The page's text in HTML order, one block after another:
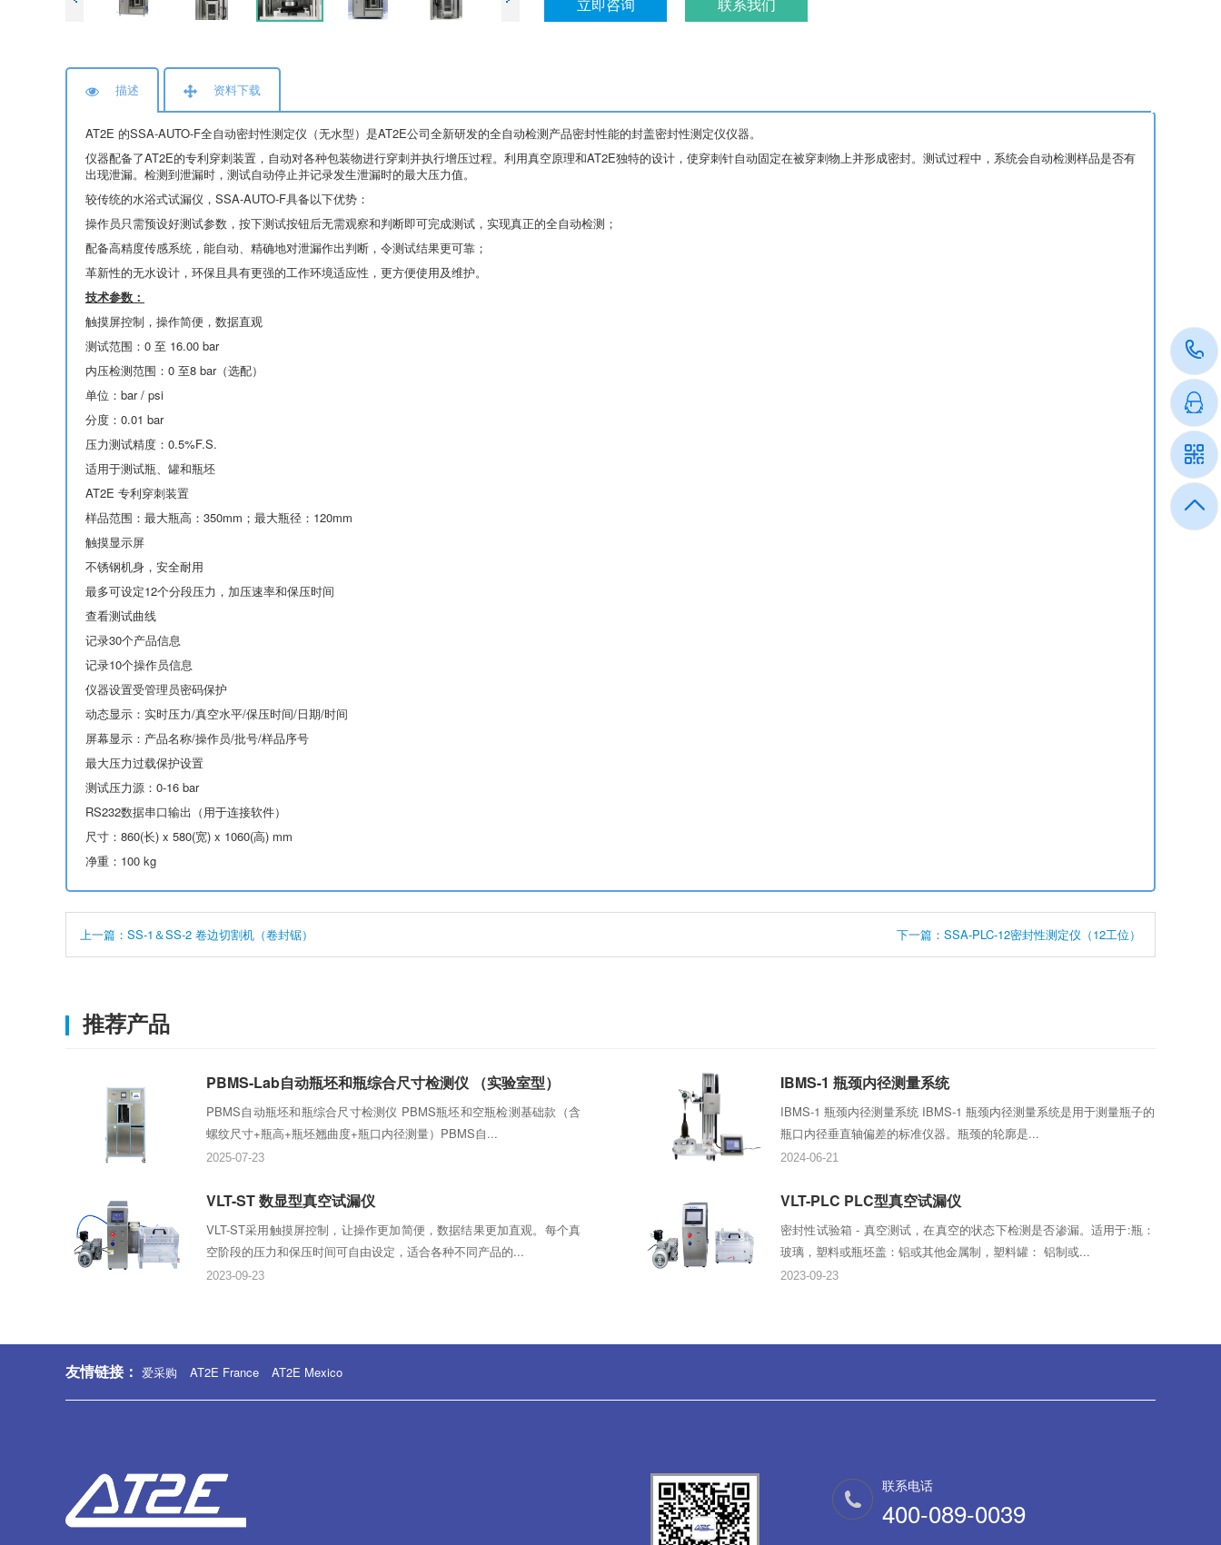
描述 资料下载
AT2E 的SSA-AUTO-F全自动密封性测定仪（无水型）是AT2E公司全新研发的全自动检测产品密封性能的封盖密封性测定仪仪器。
仪器配备了AT2E的专利穿刺装置，自动对各种包装物进行穿刺并执行增压过程。利用真空原理和AT2E独特的设计，使穿刺针自动固定在被穿刺物上并形成密封。测试过程中，系统会自动检测样品是否有
出现泄漏。检测到泄漏时，测试自动停止并记录发生泄漏时的最大压力值。
较传统的水浴式试漏仪，SSA-AUTO-F具备以下优势：
操作员只需预设好测试参数，按下测试按钮后无需观察和判断即可完成测试，实现真正的全自动检测；
配备高精度传感系统，能自动、精确地对泄漏作出判断，令测试结果更可靠；
革新性的无水设计，环保且具有更强的工作环境适应性，更方便使用及维护。
技术参数：
触摸屏控制，操作简便，数据直观
测试范围：0 至 16.00 bar
内压检测范围：0 至8 bar（选配）
单位：bar / psi
分度：0.01 bar
压力测试精度：0.5%F.S.
适用于测试瓶、罐和瓶坯
AT2E 专利穿刺装置
样品范围：最大瓶高：350mm；最大瓶径：120mm
触摸显示屏
不锈钢机身，安全耐用
最多可设定12个分段压力，加压速率和保压时间
查看测试曲线
记录30个产品信息
记录10个操作员信息
仪器设置受管理员密码保护
动态显示：实时压力/真空水平/保压时间/日期/时间
屏幕显示：产品名称/操作员/批号/样品序号
最大压力过载保护设置
测试压力源：0-16 bar
RS232数据串口输出（用于连接软件）
尺寸：860(长) x 580(宽) x 1060(高) mm
净重：100 kg
上一篇：SS-1＆SS-2 卷边切割机（卷封锯） 下一篇：SSA-PLC-12密封性测定仪（12工位）
推荐产品
PBMS-Lab自动瓶坯和瓶综合尺寸检测仪 （实验室型）
PBMS自动瓶坯和瓶综合尺寸检测仪 PBMS瓶坯和空瓶检测基础款（含
螺纹尺寸+瓶高+瓶坯翘曲度+瓶口内径测量）PBMS自...
2025-07-23
IBMS-1 瓶颈内径测量系统
IBMS-1 瓶颈内径测量系统 IBMS-1 瓶颈内径测量系统是用于测量瓶子的
瓶口内径垂直轴偏差的标准仪器。瓶颈的轮廓是...
2024-06-21
VLT-ST 数显型真空试漏仪
VLT-ST采用触摸屏控制，让操作更加简便，数据结果更加直观。每个真
空阶段的压力和保压时间可自由设定，适合各种不同产品的...
2023-09-23
VLT-PLC PLC型真空试漏仪
密封性试验箱 - 真空测试，在真空的状态下检测是否渗漏。适用于:瓶：
玻璃，塑料或瓶坯盖：铝或其他金属制，塑料罐： 铝制或...
2023-09-23
友情链接： 爱采购 AT2E France AT2E Mexico
联系电话
400-089-0039